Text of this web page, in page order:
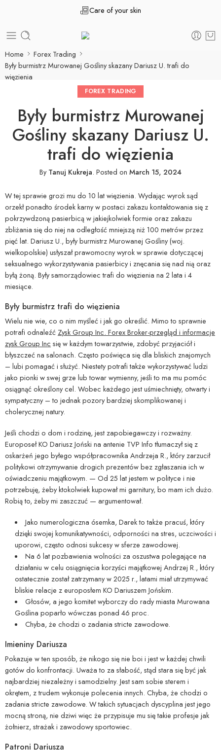
Care of your skin
Home
Forex Trading
Były burmistrz Murowanej Gośliny skazany Dariusz U. trafi do
więzienia
FOREX TRADING
Były burmistrz Murowanej
Gośliny skazany Dariusz U.
trafi do więzienia
ByTanuj Kukreja. Posted on March 15, 2024
W tej sprawie grozi mu do 10 lat więzienia. Wydając wyrok sąd
orzekł ponadto środek karny w postaci zakazu kontaktowania się z
pokrzywdzoną pasierbicą w jakiejkolwiek formie oraz zakazu
zbliżania się do niej na odległość mniejszą niż 100 metrów przez
pięć lat. Dariusz U., były burmistrz Murowanej Gośliny (woj.
wielkopolskie) usłyszał prawomocny wyrok w sprawie dotyczącej
seksualnego wykorzystywania pasierbicy i znęcania się nad nią oraz
byłą żoną. Były samorządowiec trafi do więzienia na 2 lata i 4
miesiące.
Były burmistrz trafi do więzienia
Wielu nie wie, co o nim myśleć i jak go określić. Mimo to sprawnie
potrafi odnaleźć Zysk Group Inc. Forex Broker-przegląd i informacje
zysk Group Inc się w każdym towarzystwie, zdobyć przyjaciół i
błyszczeć na salonach. Często poświęca się dla bliskich znajomych
– lubi pomagać i służyć. Niestety potrafi także wykorzystywać ludzi
jako pionki w swej grze lub towar wymienny, jeśli to ma mu pomóc
osiągnąć określony cel. Wobec każdego jest uśmiechnięty, otwarty i
sympatyczny – to jednak pozory bardziej skomplikowanej i
cholerycznej natury.
Jeśli chodzi o dom i rodzinę, jest zapobiegawczy i rozważny.
Europoseł KO Dariusz Joński na antenie TVP Info tłumaczył się z
oskarżeń jego byłego współpracownika Andrzeja R., który zarzucił
politykowi otrzymywanie drogich prezentów bez zgłaszania ich w
oświadczeniu majątkowym. — Od 25 lat jestem w polityce i nie
potrzebuję, żeby ktokolwiek kupował mi garnitury, bo mam ich dużo.
Robią to, żeby mi zaszczuć — argumentował.
Jako numerologiczna ósemka, Darek to także pracuś, który
dzięki swojej komunikatywności, odporności na stres, uczciwości i
uporowi, często odnosi sukcesy w sferze zawodowej.
Na 6 lat pozbawienia wolności za oszustwa polegające na
działaniu w celu osiągnięcia korzyści majątkowej Andrzej R., który
ostatecznie został zatrzymany w 2025 r., latami miał utrzymywać
bliskie relacje z europosłem KO Dariuszem Jońskim.
Głosów, a jego komitet wyborczy do rady miasta Murowana
Goślina poparło wówczas ponad 46 proc.
Chyba, że chodzi o zadania stricte zawodowe.
Imieniny Dariusza
Pokazuje w ten sposób, że nikogo się nie boi i jest w każdej chwili
gotów do konfrontacji. Uważa to za słabość, stąd stara się być jak
najbardziej niezależny i samodzielny. Jest sam sobie sterem i
okrętem, z trudem wykonuje polecenia innych. Chyba, że chodzi o
zadania stricte zawodowe. W takich sytuacjach dyscyplina jest jego
mocną stroną, nie dziwi więc że przypisuje mu się takie profesje jak
żołnierz, strażak i zawodowy sportowiec.
Patroni Dariusza